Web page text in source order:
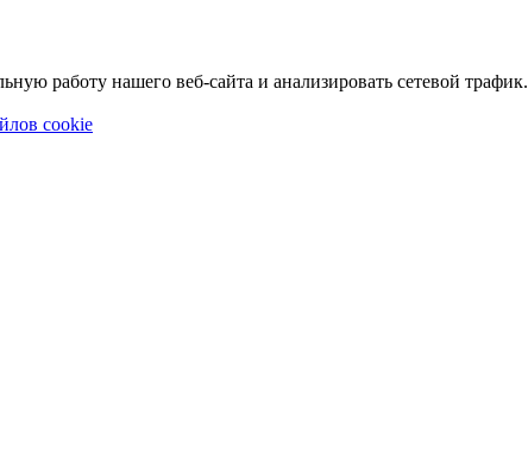
работу нашего веб-сайта и анализировать сетевой трафик.
cookie